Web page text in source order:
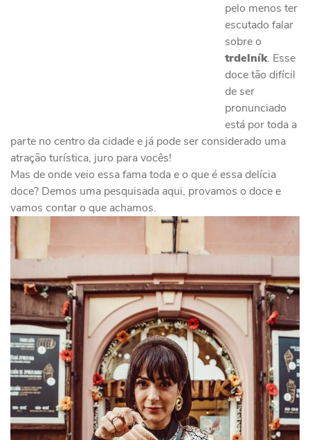
pelo menos ter
escutado falar
sobre o
trdelník. Esse
doce tão difícil
de ser
pronunciado
está por toda a
parte no centro da cidade e já pode ser considerado uma
atração turística, juro para vocês!
Mas de onde veio essa fama toda e o que é essa delícia
doce? Demos uma pesquisada aqui, provamos o doce e
vamos contar o que achamos.